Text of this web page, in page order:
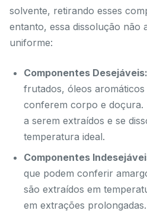
solvente, retirando esses
entanto, essa dissolução não
uniforme:
Componentes Desejáveis:
frutados, óleos aromáticos
conferem corpo e doçura.
a serem extraídos e se
temperatura ideal.
Componentes
que podem conferir
são extraídos em
em extrações prolongadas.